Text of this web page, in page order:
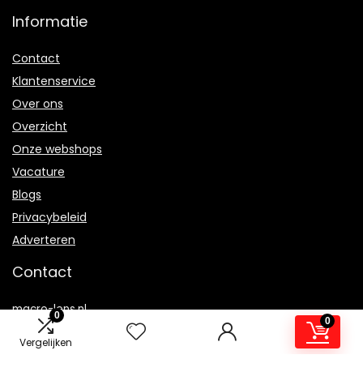
0
Vergelijken
0
Informatie
Contact
Klantenservice
Over ons
Overzicht
Onze webshops
Vacature
Blogs
Privacybeleid
Adverteren
Contact
macro-lens.nl
Postadres: Lakenvelder 3 5507KV Veldhoven Nederland